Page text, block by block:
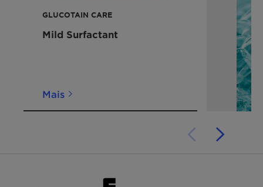
GLUCOTAIN CARE
Mild Surfactant
Mais